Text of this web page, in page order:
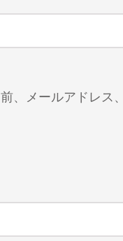
、メールアドレス